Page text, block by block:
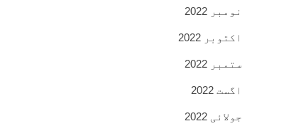
نومبر 2022
اکتوبر 2022
ستمبر 2022
اگست 2022
جولائی 2022